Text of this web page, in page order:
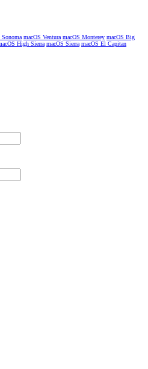
Sonoma macOS Ventura macOS Monterey macOS Big
High Sierra macOS Sierra macOS El Capitan